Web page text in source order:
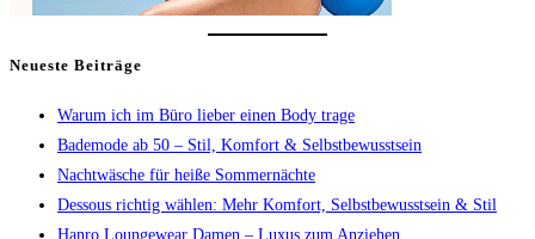
Neueste Beiträge
Warum ich im Büro lieber einen Body trage
Bademode ab 50 – Stil, Komfort & Selbstbewusstsein
Nachtwäsche für heiße Sommernächte
Dessous richtig wählen: Mehr Komfort, Selbstbewusstsein & Stil
Hanro Loungewear Damen – Luxus zum Anziehen